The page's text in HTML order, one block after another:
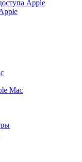
Apple
Mac